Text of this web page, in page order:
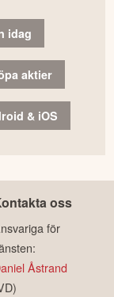
idag
aktier
& iOS
oss
för
Åstrand